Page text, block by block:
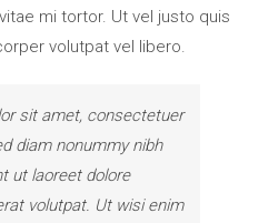
mi tortor. Ut vel justo quis
volutpat vel libero.
sit amet, consectetuer
diam nonummy nibh
ut laoreet dolore
volutpat. Ut wisi enim